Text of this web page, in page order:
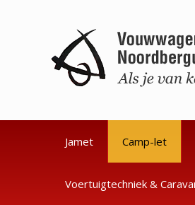
Jamet Camp-let
Voertuigtechniek &